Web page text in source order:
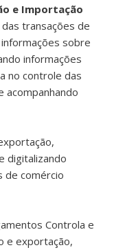
e Importação
transações de
sobre
informações
no controle das
acompanhando
digitalizando
de comércio
Controla e
e exportação,